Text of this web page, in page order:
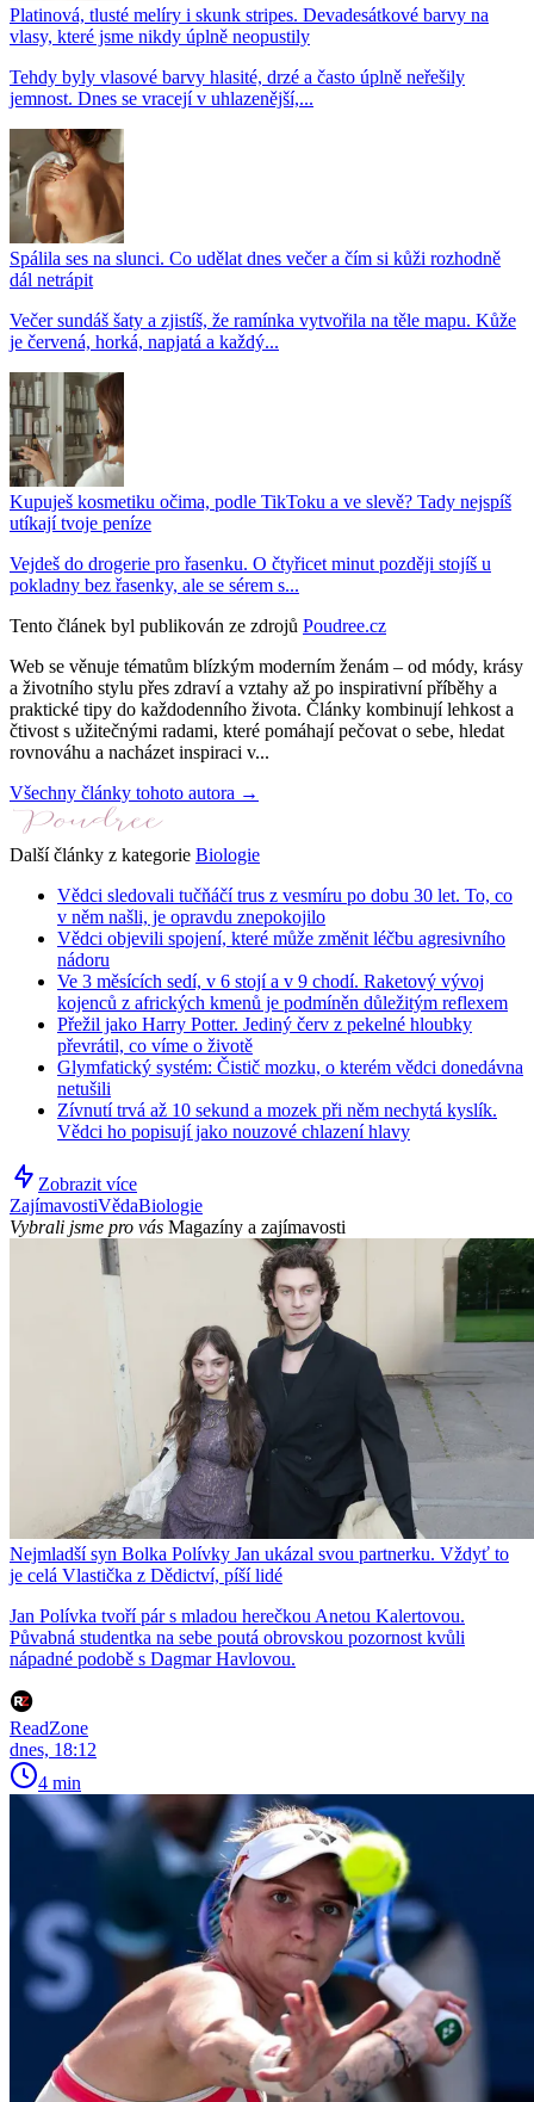
Platinová, tlusté melíry i skunk stripes. Devadesátkové barvy na
vlasy, které jsme nikdy úplně neopustily
Tehdy byly vlasové barvy hlasité, drzé a často úplně neřešily
jemnost. Dnes se vracejí v uhlazenější,...
Spálila ses na slunci. Co udělat dnes večer a čím si kůži rozhodně
dál netrápit
Večer sundáš šaty a zjistíš, že ramínka vytvořila na těle mapu. Kůže
je červená, horká, napjatá a každý...
Kupuješ kosmetiku očima, podle TikToku a ve slevě? Tady nejspíš
utíkají tvoje peníze
Vejdeš do drogerie pro řasenku. O čtyřicet minut později stojíš u
pokladny bez řasenky, ale se sérem s...
Tento článek byl publikován ze zdrojů Poudree.cz
Web se věnuje tématům blízkým moderním ženám – od módy, krásy
a životního stylu přes zdraví a vztahy až po inspirativní příběhy a
praktické tipy do každodenního života. Články kombinují lehkost a
čtivost s užitečnými radami, které pomáhají pečovat o sebe, hledat
rovnováhu a nacházet inspiraci v...
Všechny články tohoto autora →
Další články z kategorie Biologie
Vědci sledovali tučňáčí trus z vesmíru po dobu 30 let. To, co
v něm našli, je opravdu znepokojilo
Vědci objevili spojení, které může změnit léčbu agresivního
nádoru
Ve 3 měsících sedí, v 6 stojí a v 9 chodí. Raketový vývoj
kojenců z afrických kmenů je podmíněn důležitým reflexem
Přežil jako Harry Potter. Jediný červ z pekelné hloubky
převrátil, co víme o životě
Glymfatický systém: Čistič mozku, o kterém vědci donedávna
netušili
Zívnutí trvá až 10 sekund a mozek při něm nechytá kyslík.
Vědci ho popisují jako nouzové chlazení hlavy
Zobrazit více
ZajímavostiVědaBiologie
Vybrali jsme pro vás Magazíny a zajímavosti
Nejmladší syn Bolka Polívky Jan ukázal svou partnerku. Vždyť to
je celá Vlastička z Dědictví, píší lidé
Jan Polívka tvoří pár s mladou herečkou Anetou Kalertovou.
Půvabná studentka na sebe poutá obrovskou pozornost kvůli
nápadné podobě s Dagmar Havlovou.
ReadZone
dnes, 18:12
4 min